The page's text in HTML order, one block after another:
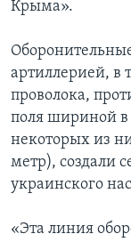
Крыма».
артиллерией, в
проволока,
поля шириной в
некоторых из
метр), создали
украинского
«Эта линия